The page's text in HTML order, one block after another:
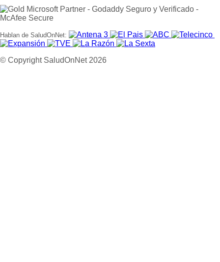
Hablan de SaludOnNet:
© Copyright SaludOnNet 2026